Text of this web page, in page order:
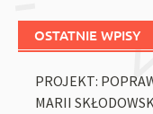
OSTATNIE WPISY
PROJEKT:
MARII